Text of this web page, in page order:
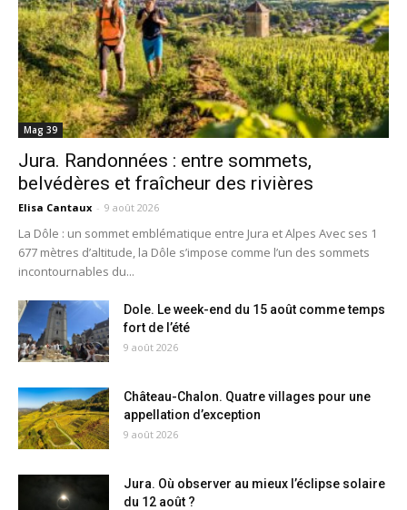
Mag 39
Jura. Randonnées : entre sommets,
belvédères et fraîcheur des rivières
Elisa Cantaux - 9 août 2026
La Dôle : un sommet emblématique entre Jura et Alpes Avec ses 1
677 mètres d’altitude, la Dôle s’impose comme l’un des sommets
incontournables du...
Dole. Le week-end du 15 août comme temps
fort de l’été
9 août 2026
Château-Chalon. Quatre villages pour une
appellation d’exception
9 août 2026
Jura. Où observer au mieux l’éclipse solaire
du 12 août ?